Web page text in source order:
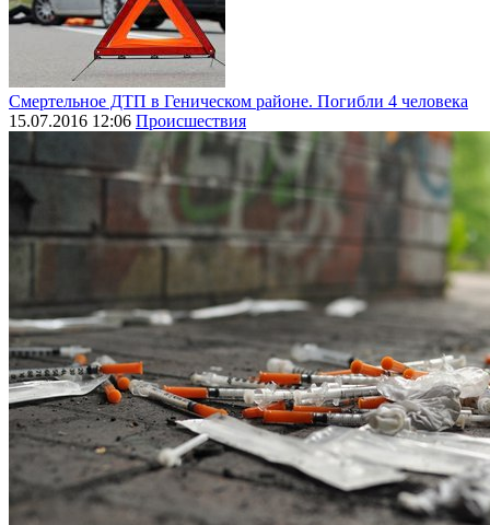
Смертельное ДТП в Геническом районе. Погибли 4 человека
15.07.2016 12:06 Происшествия